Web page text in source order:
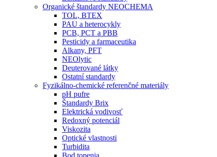
Organické štandardy NEOCHEMA
TOL, BTEX
PAU a heterocykly
PCB, PCT a PBB
Pesticidy a farmaceutika
Alkany, PFT
NEOlytic
Deuterované látky
Ostatní standardy
Fyzikálno-chemické referenčné materiály
pH pufre
Štandardy Brix
Elektrická vodivosť
Redoxný potenciál
Viskozita
Optické vlastnosti
Turbidita
Bod topenia